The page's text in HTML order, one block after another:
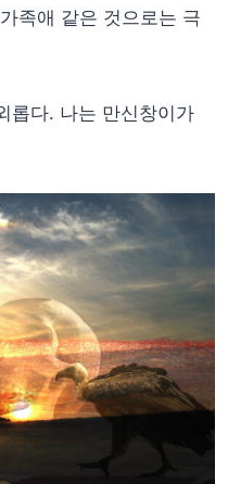
족애 같은 것으로는 극
롭다. 나는 만신창이가